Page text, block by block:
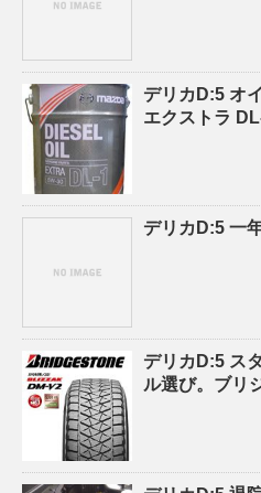
デリカD:5 オ
エクストラ
デリカD:5 一
デリカD:5 ス
ル選び。ブリ